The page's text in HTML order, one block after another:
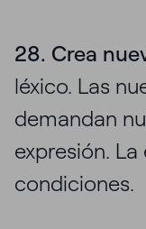
28. Crea
léxico. Las
demandan
expresión.
condiciones.